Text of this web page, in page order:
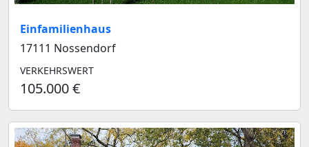
Einfamilienhaus
17111 Nossendorf
VERKEHRSWERT
105.000 €